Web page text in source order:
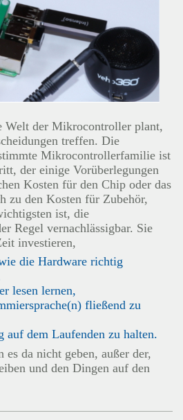
Welt der Mikrocontroller plant,
treffen. Die
Mikrocontrollerfamilie ist
der einige Vorüberlegungen
Kosten für den Chip oder das
zu den Kosten für Zubehör,
ist, die
Regel vernachlässigbar. Sie
investieren,
die Hardware richtig
lesen lernen,
fließend zu
auf dem Laufenden zu halten.
es da nicht geben, außer der,
und den Dingen auf den